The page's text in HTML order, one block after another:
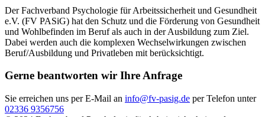
Der Fachverband Psychologie für Arbeitssicherheit und Gesundheit
e.V. (FV PASiG) hat den Schutz und die Förderung von Gesundheit
und Wohlbefinden im Beruf als auch in der Ausbildung zum Ziel.
Dabei werden auch die komplexen Wechselwirkungen zwischen
Beruf/Ausbildung und Privatleben mit berücksichtigt.
Gerne beantworten wir Ihre Anfrage
Sie erreichen uns per E-Mail an info@fv-pasig.de per Telefon unter
02336 9356756